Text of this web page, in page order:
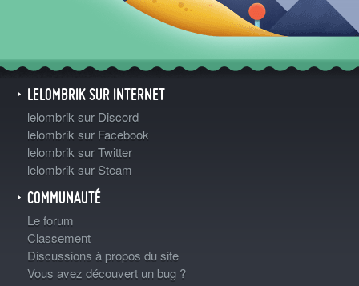
LELOMBRIK SUR INTERNET
lelombrik sur Discord
lelombrik sur Facebook
lelombrik sur Twitter
lelombrik sur Steam
COMMUNAUTÉ
Le forum
Classement
Discussions à propos du site
Vous avez découvert un bug ?